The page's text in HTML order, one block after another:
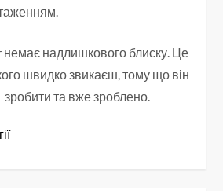
немає надлишкового блиску. Це
швидко звикаєш, тому що він
та вже зроблено.